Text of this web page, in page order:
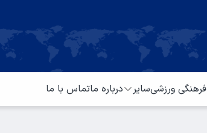
فرهنگی ورزشیسایر درباره ماتماس با ما